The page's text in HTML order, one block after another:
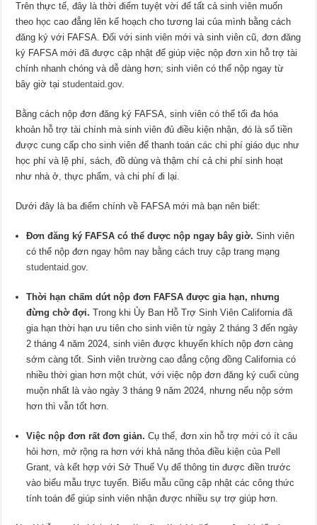
Trên thực tế, đây là thời điểm tuyệt vời để tất cả sinh viên muốn
theo học cao đẳng lên kế hoạch cho tương lai của mình bằng cách
đăng ký với FAFSA. Đối với sinh viên mới và sinh viên cũ, đơn đăng
ký FAFSA mới đã được cập nhật để giúp việc nộp đơn xin hỗ trợ tài
chính nhanh chóng và dễ dàng hơn; sinh viên có thể nộp ngay từ
bây giờ tạistudentaid.gov.
Bằng cách nộp đơn đăng ký FAFSA, sinh viên có thể tối đa hóa
khoản hỗ trợ tài chính mà sinh viên đủ điều kiện nhận, đó là số tiền
được cung cấp cho sinh viên để thanh toán các chi phí giáo dục như
học phí và lệ phí, sách, đồ dùng và thậm chí cả chi phí sinh hoạt
như nhà ở, thực phẩm, và chi phí đi lại.
Dưới đây là ba điểm chính về FAFSA mới mà bạn nên biết:
Đơn đăng ký FAFSA có thể được nộp ngay bây giờ. Sinh viên
có thể nộp đơn ngay hôm nay bằng cách truy cập trang mạng
studentaid.gov.
Thời hạn chấm dứt nộp đơn FAFSA được gia hạn, nhưng
đừng chờ đợi. Trong khi Ủy Ban Hỗ Trợ Sinh Viên California đã
gia hạn thời hạn ưu tiên cho sinh viên từ ngày 2 tháng 3 đến ngày
2 tháng 4 năm 2024, sinh viên được khuyến khích nộp đơn càng
sớm càng tốt. Sinh viên trường cao đẳng cộng đồng California có
nhiều thời gian hơn một chút, với việc nộp đơn đăng ký cuối cùng
muộn nhất là vào ngày 3 tháng 9 năm 2024, nhưng nếu nộp sớm
hơn thì vẫn tốt hơn.
Việc nộp đơn rất đơn giản. Cụ thể, đơn xin hỗ trợ mới có ít câu
hỏi hơn, mở rộng ra hơn với khả năng thỏa điều kiện của Pell
Grant, và kết hợp với Sở Thuế Vụ để thông tin được điền trước
vào biểu mẫu trực tuyến. Biểu mẫu cũng cập nhật các công thức
tính toán để giúp sinh viên nhận được nhiều sự trợ giúp hơn.